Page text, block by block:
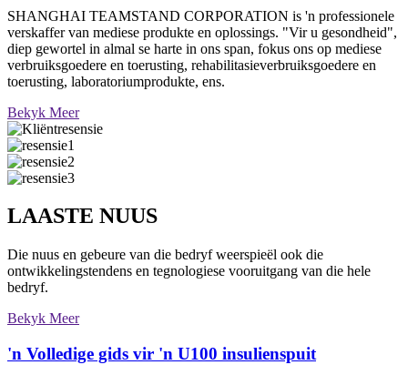
SHANGHAI TEAMSTAND CORPORATION is 'n professionele
verskaffer van mediese produkte en oplossings. "Vir u gesondheid",
diep gewortel in almal se harte in ons span, fokus ons op mediese
verbruiksgoedere en toerusting, rehabilitasieverbruiksgoedere en
toerusting, laboratoriumprodukte, ens.
Bekyk Meer
LAASTE NUUS
Die nuus en gebeure van die bedryf weerspieël ook die
ontwikkelingstendens en tegnologiese vooruitgang van die hele
bedryf.
Bekyk Meer
'n Volledige gids vir 'n U100 insulienspuit